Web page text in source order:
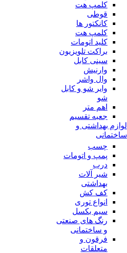
کلمپ هت
قوطی
کانکتور ها
کلمپ هت
کلید اتومات
براکت تلویزیون
سینی کابل
وارنیش
وال واشر
وایر شو و کابل
شو
اهم متر
جعبه تقسیم
لوازم بهداشتی و
ساختمانی
چسب
پمپ و اتومات
درب
شیر آلات
بهداشتی
کف کش
انواع توری
سیم بکسل
رنگ های صنعتی
و ساختمانی
فرقون و
متعلقات